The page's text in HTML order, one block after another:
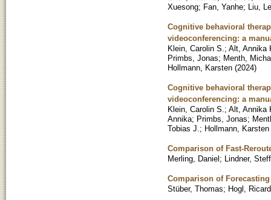
Xuesong; Fan, Yanhe; Liu,
Cognitive behavioral
videoconferencing: a
Klein, Carolin S. ; Alt, Annika
Primbs, Jonas; Menth,
Hollmann, Karsten (2024)
Cognitive behavioral
videoconferencing: a
Klein, Carolin S. ; Alt, Annika
Annika; Primbs, Jonas;
Tobias J. ; Hollmann, Karsten
Comparison of Fast-
Merling, Daniel; Lindner,
Comparison of
Stüber, Thomas; Hogl,